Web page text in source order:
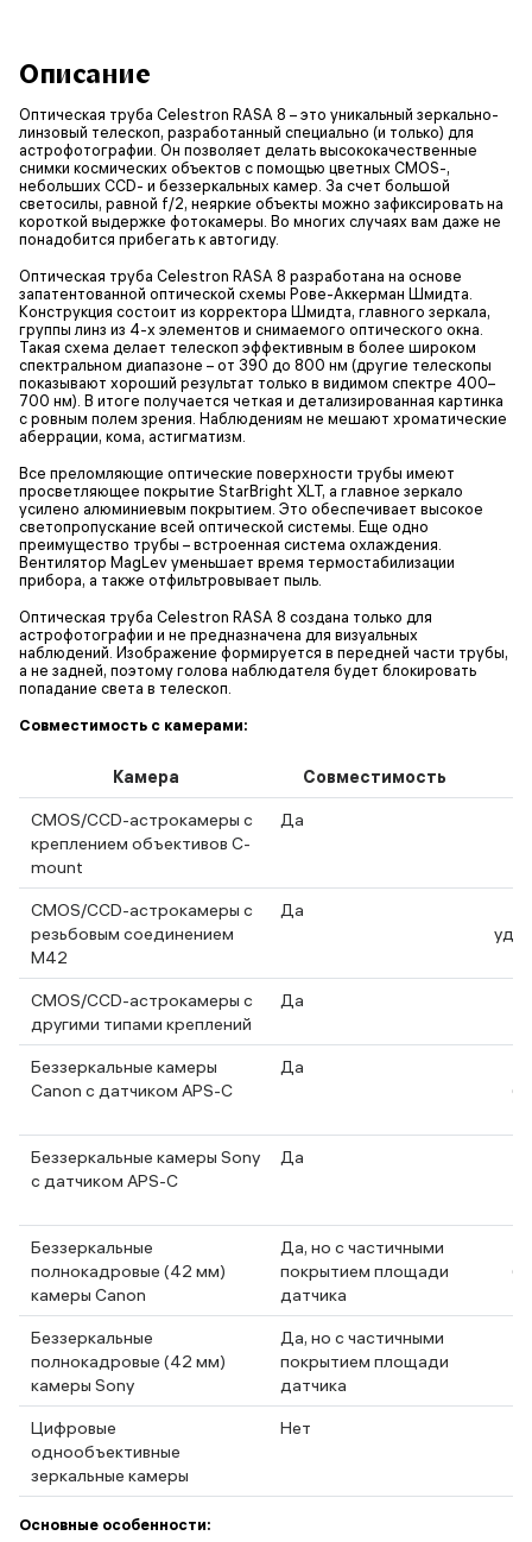
Описание
Оптическая труба Celestron RASA 8 – это уникальный зеркально-
линзовый телескоп, разработанный специально (и только) для
астрофотографии. Он позволяет делать высококачественные
снимки космических объектов с помощью цветных CMOS-,
небольших CCD- и беззеркальных камер. За счет большой
светосилы, равной f/2, неяркие объекты можно зафиксировать на
короткой выдержке фотокамеры. Во многих случаях вам даже не
понадобится прибегать к автогиду.
Оптическая труба Celestron RASA 8 разработана на основе
запатентованной оптической схемы Рове-Аккерман Шмидта.
Конструкция состоит из корректора Шмидта, главного зеркала,
группы линз из 4-х элементов и снимаемого оптического окна.
Такая схема делает телескоп эффективным в более широком
спектральном диапазоне – от 390 до 800 нм (другие телескопы
показывают хороший результат только в видимом спектре 400–
700 нм). В итоге получается четкая и детализированная картинка
с ровным полем зрения. Наблюдениям не мешают хроматические
аберрации, кома, астигматизм.
Все преломляющие оптические поверхности трубы имеют
просветляющее покрытие StarBright XLT, а главное зеркало
усилено алюминиевым покрытием. Это обеспечивает высокое
светопропускание всей оптической системы. Еще одно
преимущество трубы – встроенная система охлаждения.
Вентилятор MagLev уменьшает время термостабилизации
прибора, а также отфильтровывает пыль.
Оптическая труба Celestron RASA 8 создана только для
астрофотографии и не предназначена для визуальных
наблюдений. Изображение формируется в передней части трубы,
а не задней, поэтому голова наблюдателя будет блокировать
попадание света в телескоп.
Совместимость с камерами:
Камера
Совместимость
CMOS/CCD-астрокамеры с
креплением объективов C-
mount
Да
CMOS/CCD-астрокамеры с
резьбовым соединением
M42
Да
CMOS/CCD-астрокамеры с
другими типами креплений
Да
Беззеркальные камеры
Canon с датчиком APS-C
Да
Беззеркальные камеры Sony
с датчиком APS-C
Да
Беззеркальные
полнокадровые (42 мм)
камеры Canon
Да, но с частичными
покрытием площади
датчика
Беззеркальные
полнокадровые (42 мм)
камеры Sony
Да, но с частичными
покрытием площади
датчика
Цифровые
однообъективные
зеркальные камеры
Нет
Основные особенности: